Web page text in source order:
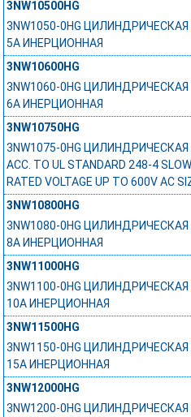
3NW10500HG
3NW1050-0HG
5А ИНЕРЦИОННАЯ
3NW10600HG
3NW1060-0HG
6А ИНЕРЦИОННАЯ
3NW10750HG
3NW1075-0HG
ACC. TO UL STANDARD 248-4
RATED VOLTAGE UP TO 600V AC
3NW10800HG
3NW1080-0HG
8А ИНЕРЦИОННАЯ
3NW11000HG
3NW1100-0HG
10А ИНЕРЦИОННАЯ
3NW11500HG
3NW1150-0HG
15А ИНЕРЦИОННАЯ
3NW12000HG
3NW1200-0HG